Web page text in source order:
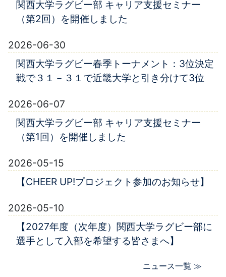
関西大学ラグビー部 キャリア支援セミナー
（第2回）を開催しました
2026-06-30
関西大学ラグビー春季トーナメント：3位決定
戦で３１－３１で近畿大学と引き分けて3位
2026-06-07
関西大学ラグビー部 キャリア支援セミナー
（第1回）を開催しました
2026-05-15
【CHEER UP!プロジェクト参加のお知らせ】
2026-05-10
【2027年度（次年度）関西大学ラグビー部に
選手として入部を希望する皆さまへ】
ニュース一覧 ≫